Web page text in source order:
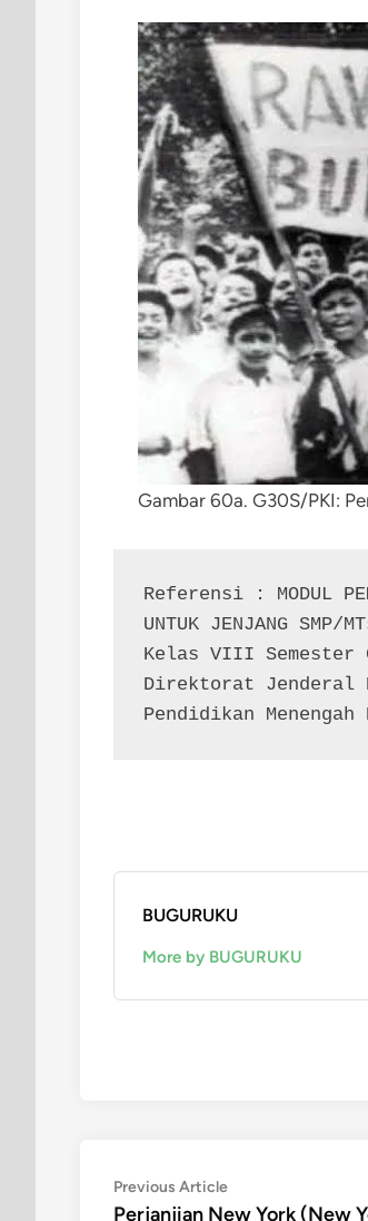
Gambar 60a. G30S/PKI:
Referensi : MODUL
UNTUK JENJANG
Kelas VIII Semester
Direktorat Jenderal
Pendidikan
BUGURUKU
More by BUGURUKU
Post
Previous ArticlePrevious
article:
Perjanjian New York (New